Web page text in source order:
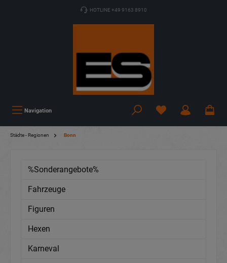
HOTLINE +49 9163 8910
Navigation
Städte - Regionen Bonn
%Sonderangebote%
Fahrzeuge
Figuren
Hexen
Karneval